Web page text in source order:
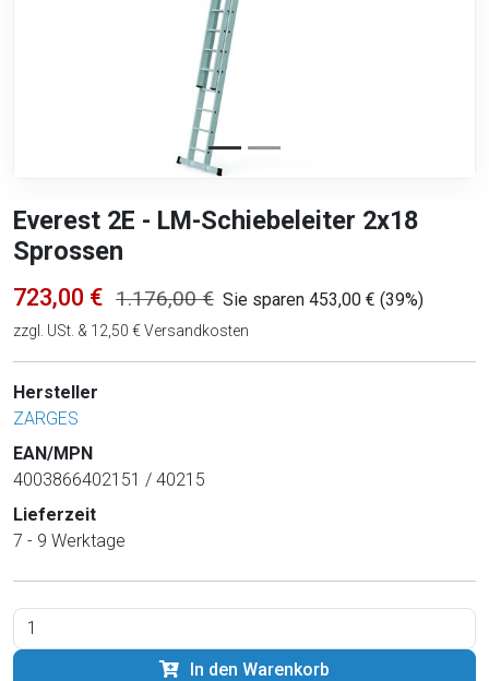
Everest 2E - LM-Schiebeleiter 2x18
Sprossen
723,00 € 1.176,00 € Sie sparen 453,00 € (39%)
zzgl. USt. & 12,50 € Versandkosten
Hersteller
ZARGES
EAN/MPN
4003866402151 / 40215
Lieferzeit
7 - 9 Werktage
In den Warenkorb